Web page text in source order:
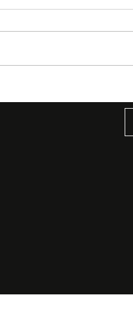
Dijual